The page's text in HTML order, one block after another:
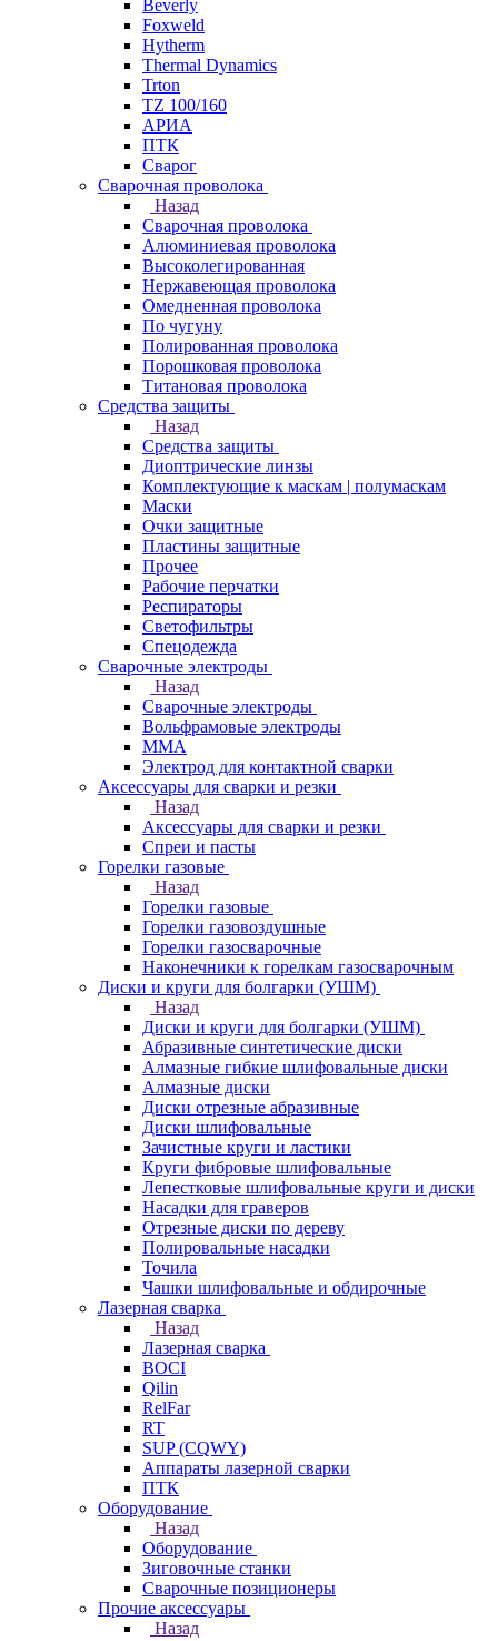
Beverly
Foxweld
Hytherm
Thermal Dynamics
Trton
TZ 100/160
АРИА
ПТК
Сварог
Сварочная проволока
Назад
Сварочная проволока
Алюминиевая проволока
Высоколегированная
Нержавеющая проволока
Омедненная проволока
По чугуну
Полированная проволока
Порошковая проволока
Титановая проволока
Средства защиты
Назад
Средства защиты
Диоптрические линзы
Комплектующие к маскам | полумаскам
Маски
Очки защитные
Пластины защитные
Прочее
Рабочие перчатки
Респираторы
Светофильтры
Спецодежда
Сварочные электроды
Назад
Сварочные электроды
Вольфрамовые электроды
ММА
Электрод для контактной сварки
Аксессуары для сварки и резки
Назад
Аксессуары для сварки и резки
Спреи и пасты
Горелки газовые
Назад
Горелки газовые
Горелки газовоздушные
Горелки газосварочные
Наконечники к горелкам газосварочным
Диски и круги для болгарки (УШМ)
Назад
Диски и круги для болгарки (УШМ)
Абразивные синтетические диски
Алмазные гибкие шлифовальные диски
Алмазные диски
Диски отрезные абразивные
Диски шлифовальные
Зачистные круги и ластики
Круги фибровые шлифовальные
Лепестковые шлифовальные круги и диски
Насадки для граверов
Отрезные диски по дереву
Полировальные насадки
Точила
Чашки шлифовальные и обдирочные
Лазерная сварка
Назад
Лазерная сварка
BOCI
Qilin
RelFar
RT
SUP (CQWY)
Аппараты лазерной сварки
ПТК
Оборудование
Назад
Оборудование
Зиговочные станки
Сварочные позиционеры
Прочие аксессуары
Назад